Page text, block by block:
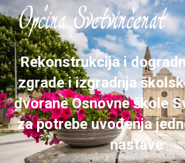
Rekonstrukcija i
zgrade i izgradnja
dvorane Osnovne škole
za potrebe uvođenja
nastave